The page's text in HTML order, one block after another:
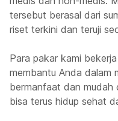
tersebut berasal dari
riset terkini dan teruji
Para pakar kami
membantu Anda dalam
bermanfaat dan mudah
bisa terus hidup sehat